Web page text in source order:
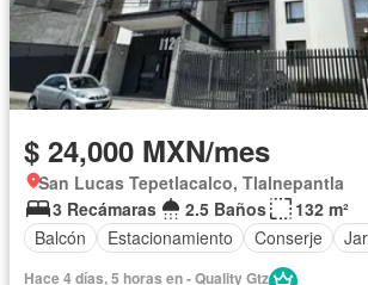
$ 24,000 MXN/mes
San Lucas Tepetlacalco, Tlalnepantla
3 Recámaras
2.5 Baños
132 m²
Balcón
Estacionamiento Conserje
Hace 4 días, 5 horas en - Quality Gtz